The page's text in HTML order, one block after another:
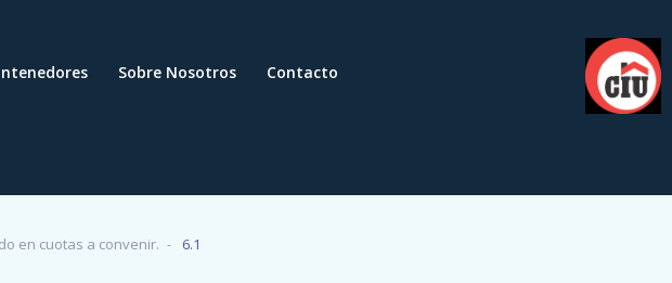
Sobre Nosotros Contacto
en cuotas a convenir. 6.1